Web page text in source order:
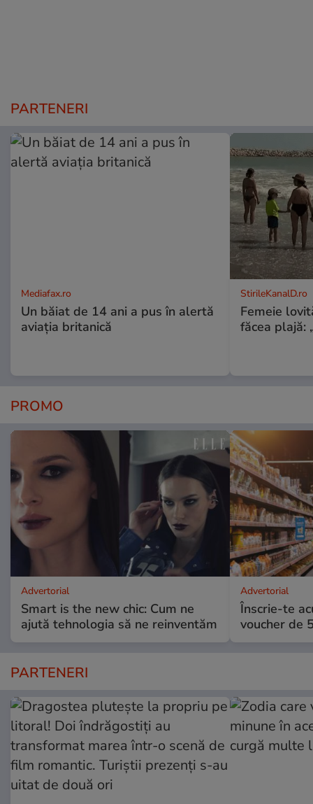
PARTENERI
Mediafax.ro
Un băiat de 14 ani a pus în alertă
aviația britanică
StirileKanalD.ro
Femeie
făcea plajă:
PROMO
Advertorial
Smart is the new chic: Cum ne
ajută tehnologia să ne reinventăm
Advertorial
Înscrie-te
voucher de
PARTENERI